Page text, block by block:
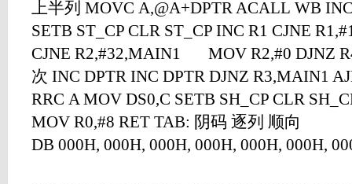
上半列 MOVC A,@A+DPTR ACALL WB
SETB ST_CP CLR ST_CP INC R1 CJNE
CJNE R2,#32,MAIN1 MOV R2,#0 DJNZ
次 INC DPTR INC DPTR DJNZ R3,MAIN1
RRC A MOV DS0,C SETB SH_CP CLR
MOV R0,#8 RET TAB: 阴码 逐列 顺向
DB 000H, 000H, 000H, 000H, 000H, 000H,